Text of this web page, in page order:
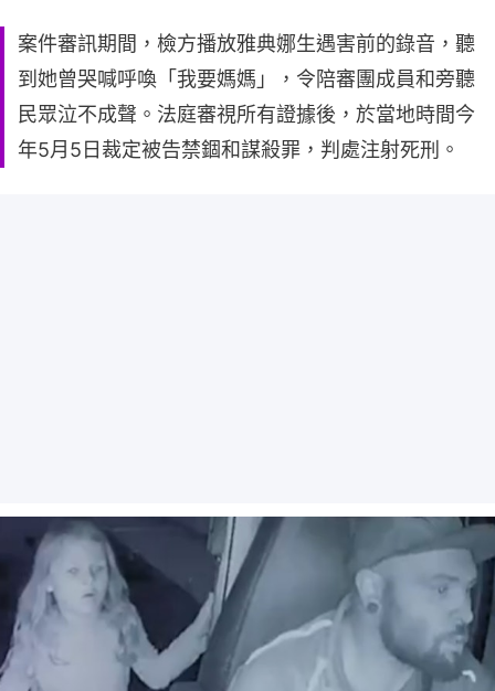
案件審訊期間，檢方播放雅典娜生遇害前的錄音，聽
到她曾哭喊呼喚「我要媽媽」，令陪審團成員和旁聽
民眾泣不成聲。法庭審視所有證據後，於當地時間今
年5月5日裁定被告禁錮和謀殺罪，判處注射死刑。